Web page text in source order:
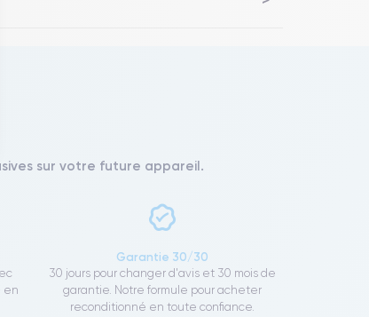
sur votre future appareil.
en
Garantie 30/30
30 jours pour changer d'avis et 30 mois de
garantie. Notre formule pour acheter
reconditionné en toute confiance.